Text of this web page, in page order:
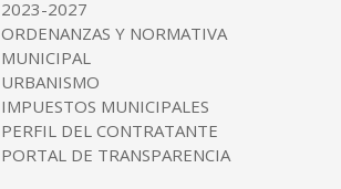
2023-2027
ORDENANZAS Y NORMATIVA
MUNICIPAL
URBANISMO
IMPUESTOS MUNICIPALES
PERFIL DEL CONTRATANTE
PORTAL DE TRANSPARENCIA